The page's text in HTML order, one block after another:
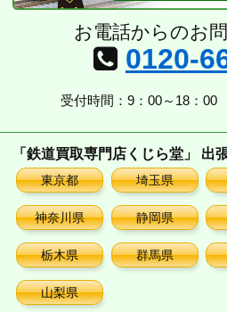
お電話からのお
0120-
受付時間：9：00～18：00
「鉄道買取専門店くじら堂」 出
東京都 埼玉県
神奈川県 静岡県
栃木県 群馬県
山梨県